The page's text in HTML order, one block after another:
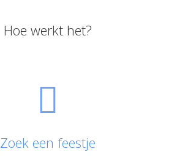
Hoe werkt het?
Zoek een feestje